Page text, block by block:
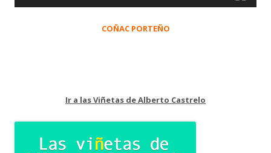
COÑAC PORTEÑO
Ir a las Viñetas de Alberto Castrelo